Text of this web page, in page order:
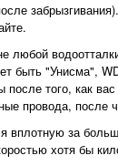
любой
быть "Унисма",
того, как
провода, после
за
хотя бы